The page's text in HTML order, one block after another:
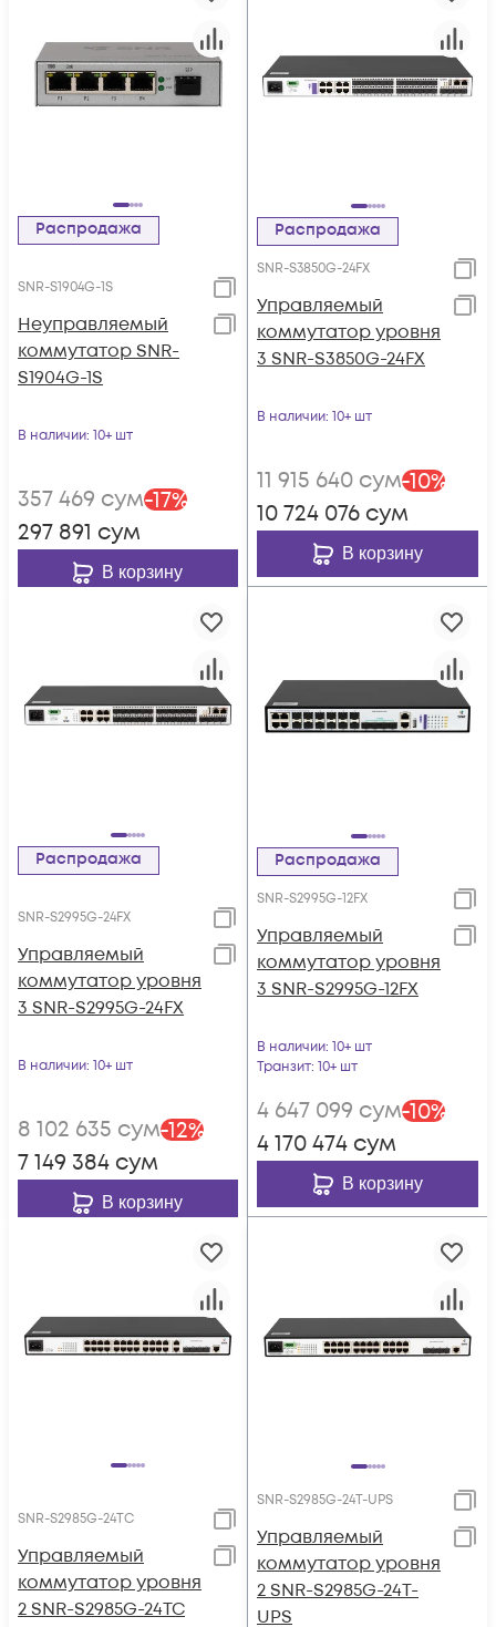
Распродажа
SNR-S1904G-1S
Неуправляемый
коммутатор SNR-
S1904G-1S
В наличии: 10+ шт
357 469 сум-17%
297 891 сум
В корзину
Распродажа
SNR-S3850G-24FX
Управляемый
коммутатор уровня
3 SNR-S3850G-24FX
В наличии: 10+ шт
11 915 640 сум-10%
10 724 076 сум
В корзину
Распродажа
SNR-S2995G-24FX
Управляемый
коммутатор уровня
3 SNR-S2995G-24FX
В наличии: 10+ шт
8 102 635 сум-12%
7 149 384 сум
В корзину
Распродажа
SNR-S2995G-12FX
Управляемый
коммутатор уровня
3 SNR-S2995G-12FX
В наличии: 10+ шт
Транзит: 10+ шт
4 647 099 сум-10%
4 170 474 сум
В корзину
SNR-S2985G-24TC
Управляемый
коммутатор уровня
2 SNR-S2985G-24TC
SNR-S2985G-24T-UPS
Управляемый
коммутатор уровня
2 SNR-S2985G-24T-
UPS